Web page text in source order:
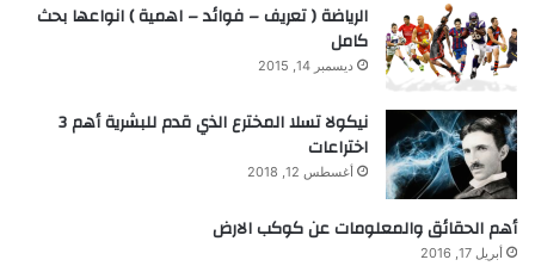
الرياضة ( تعريف – فوائد – اهمية ) انواعها بحث
كامل
ديسمبر 14, 2015
نيكولا تسلا المخترع الذي قدم للبشرية أهم 3
اختراعات
أغسطس 12, 2018
أهم الحقائق والمعلومات عن كوكب الارض
أبريل 17, 2016